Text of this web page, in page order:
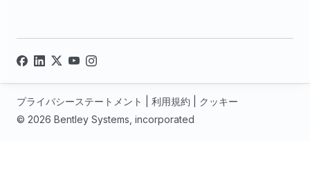
© 2026 Bentley Systems, incorporated
プライバシーステートメント 利用規約 クッキー